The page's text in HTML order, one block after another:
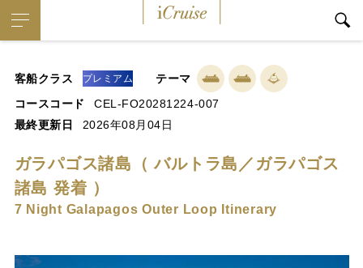
客船クラス プレミアム
テーマ
コースコード
CEL-FO20281224-007
最終更新日
2026年08月04日
ガラパゴス諸島（ バルトラ島／ガラパゴス
諸島 発着 ）
7 Night Galapagos Outer Loop Itinerary